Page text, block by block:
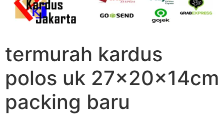
termurah kardus
polos uk 27x20x14cm
packing baru